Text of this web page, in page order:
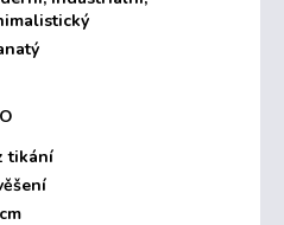
tikání